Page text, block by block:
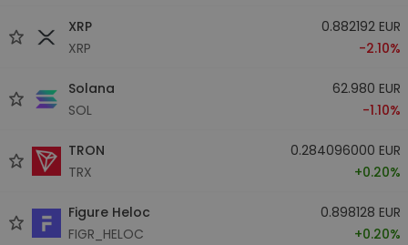
XRP
XRP
0.882192 EUR
-2.10%
Solana
SOL
62.980 EUR
-1.10%
TRON
TRX
0.284096000 EUR
+0.20%
Figure Heloc
FIGR_HELOC
0.898128 EUR
+0.20%